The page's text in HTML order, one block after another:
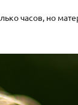
часов, но